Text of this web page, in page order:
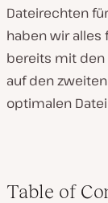
Dateirechten
haben wir alles
bereits mit den
auf den
optimalen
Table of